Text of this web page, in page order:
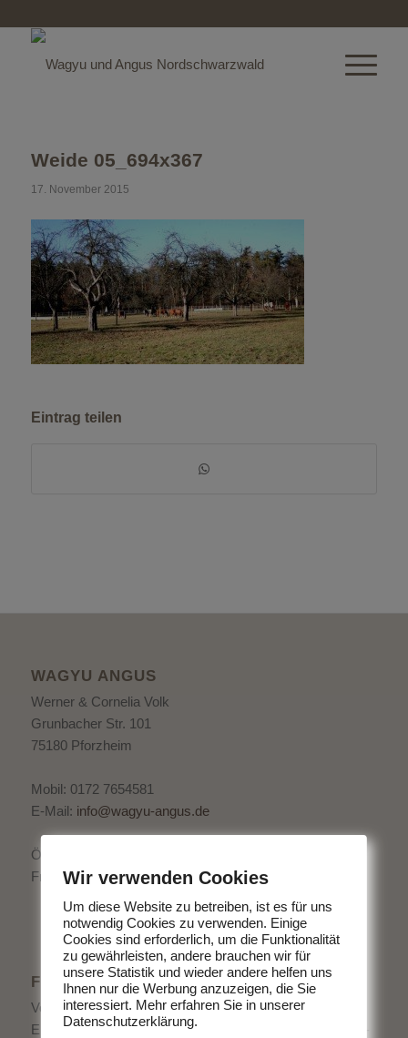
Weide 05_694x367
17. November 2015
Eintrag teilen
WAGYU ANGUS
Werner & Cornelia Volk
Grunbacher Str. 101
75180 Pforzheim
Mobil: 0172 7654581
E-Mail: info@wagyu-angus.de
Öffnungszeiten:
Freitag 15:00 - 18:00 Uhr
FLYER ALS DOWNLOAD
Von uns bekommen Sie köstliches Fleisch direkt vom
Erzeuger. Ohne schlechtes Gewissen Fleisch zu essen -
Wir verwenden Cookies
Um diese Website zu betreiben, ist es für uns
notwendig Cookies zu verwenden. Einige
Cookies sind erforderlich, um die Funktionalität
zu gewährleisten, andere brauchen wir für
unsere Statistik und wieder andere helfen uns
Ihnen nur die Werbung anzuzeigen, die Sie
interessiert. Mehr erfahren Sie in unserer
Datenschutzerklärung.